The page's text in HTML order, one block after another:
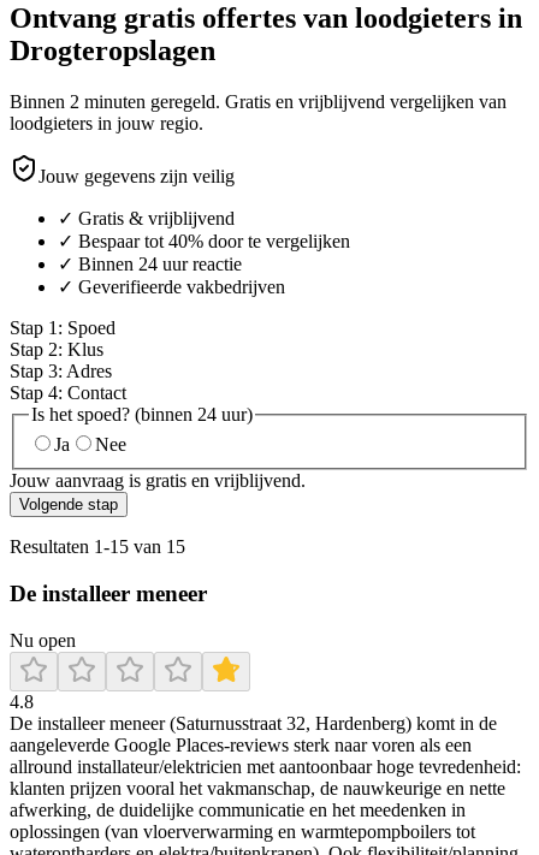
Ontvang gratis offertes van loodgieters in
Drogteropslagen
Binnen 2 minuten geregeld. Gratis en vrijblijvend vergelijken van
loodgieters in jouw regio.
Jouw gegevens zijn veilig
✓ Gratis & vrijblijvend
✓ Bespaar tot 40% door te vergelijken
✓ Binnen 24 uur reactie
✓ Geverifieerde vakbedrijven
Stap 1 : Spoed
Stap 2: Klus
Stap 3: Adres
Stap 4: Contact
Is het spoed? (binnen 24 uur)
Ja
Nee
Jouw aanvraag is gratis en vrijblijvend.
Volgende stap
Resultaten 1-15 van 15
De installeer meneer
Nu open
4.8
De installeer meneer (Saturnusstraat 32, Hardenberg) komt in de
aangeleverde Google Places-reviews sterk naar voren als een
allround installateur/elektricien met aantoonbaar hoge tevredenheid:
klanten prijzen vooral het vakmanschap, de nauwkeurige en nette
afwerking, de duidelijke communicatie en het meedenken in
oplossingen (van vloerverwarming en warmtepompboilers tot